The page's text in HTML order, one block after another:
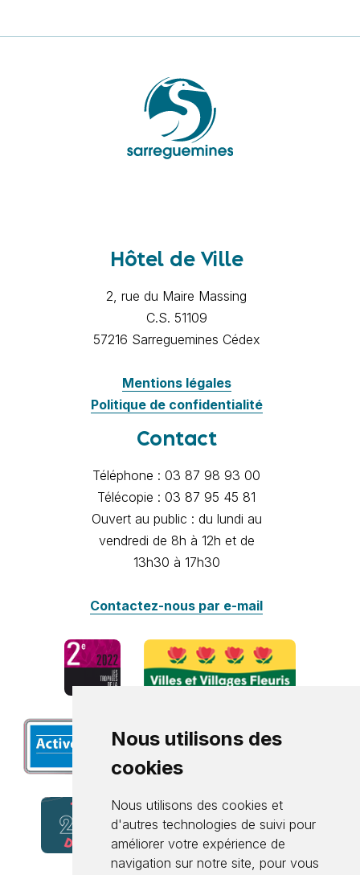
Nous utilisons des
cookies
Nous utilisons des cookies et
d'autres technologies de suivi pour
améliorer votre expérience de
navigation sur notre site, pour vous
Hôtel de Ville
2, rue du Maire Massing
C.S. 51109
57216 Sarreguemines Cédex
Mentions légales
Politique de confidentialité
Contact
Téléphone : 03 87 98 93 00
Télécopie : 03 87 95 45 81
Ouvert au public : du lundi au
vendredi de 8h à 12h et de
13h30 à 17h30
Contactez-nous par e-mail